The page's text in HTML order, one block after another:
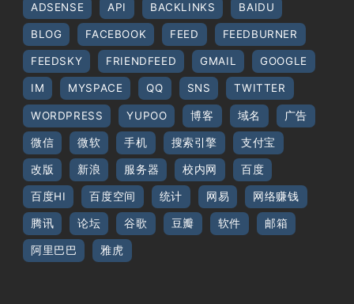
ADSENSE API BACKLINKS BAIDU
BLOG FACEBOOK FEED FEEDBURNER
FEEDSKY FRIENDFEED GMAIL GOOGLE
IM MYSPACE QQ SNS TWITTER
WORDPRESS YUPOO 博客 域名 广告
微信 微软 手机 搜索引擎 支付宝
改版 新浪 服务器 校内网 百度
百度HI 百度空间 统计 网易 网络赚钱
腾讯 论坛 谷歌 豆瓣 软件 邮箱
阿里巴巴 雅虎